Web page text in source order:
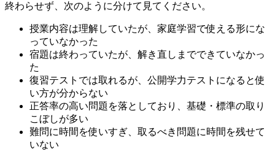
終わらせず、次のように分けて見てください。
授業内容は理解していたが、家庭学習で使える形にな
っていなかった
宿題は終わっていたが、解き直しまでできていなかっ
た
復習テストでは取れるが、公開学力テストになると使
い方が分からない
正答率の高い問題を落としており、基礎・標準の取り
こぼしが多い
難問に時間を使いすぎ、取るべき問題に時間を残せて
いない